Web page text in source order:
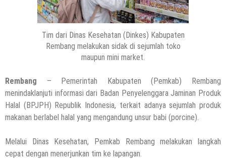
Tim dari Dinas Kesehatan (Dinkes) Kabupaten
Rembang melakukan sidak di sejumlah toko
maupun mini market.
Rembang – Pemerintah Kabupaten (Pemkab) Rembang
menindaklanjuti informasi dari Badan Penyelenggara Jaminan Produk
Halal (BPJPH) Republik Indonesia, terkait adanya sejumlah produk
makanan berlabel halal yang mengandung unsur babi (porcine).
Melalui Dinas Kesehatan, Pemkab Rembang melakukan langkah
cepat dengan menerjunkan tim ke lapangan.